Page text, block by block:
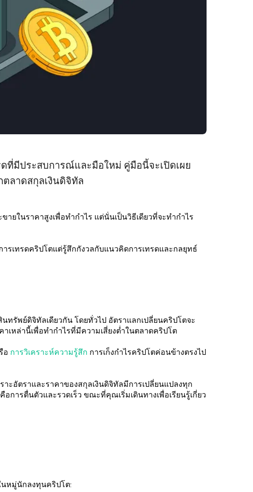
ที่มีประสบการณ์และมือใหม่ คู่มือนี้จะเปิดเผย
ลาดสกุลเงินดิจิทัล
ายในราคาสูงเพื่อทำกำไร แต่นั่นเป็นวิธีเดียวที่จะทำกำไร
เทรดคริปโตแต่รู้สึกกังวลกับแนวคิดการเทรดและกลยุทธ์
ทรัพย์ดิจิทัลเดียวกัน โดยทั่วไป อัตราแลกเปลี่ยนคริปโตจะ
หล่านี้เพื่อทำกำไรที่มีความเสี่ยงต่ำในตลาดคริปโต
อ การวิเคราะห์ความรู้สึก การเก็งกำไรคริปโตค่อนข้างตรงไป
าะอัตราและราคาของสกุลเงินดิจิทัลมีการเปลี่ยนแปลงทุก
การตื่นตัวและรวดเร็ว ขณะที่คุณเริ่มเดินทางเพื่อเรียนรู้เกี่ยว
นหมู่นักลงทุนคริปโต: